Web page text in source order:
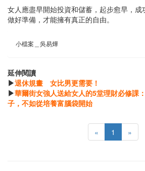
女人應盡早開始投資和儲蓄，起步愈早，成
做好準備，才能擁有真正的自由。
小檔案＿吳易燁
延伸閱讀
▶退休規畫 女比男更需要！
▶華爾街女強人送給女人的5堂理財必修課
子，不如從培養富腦袋開始
« 1 »